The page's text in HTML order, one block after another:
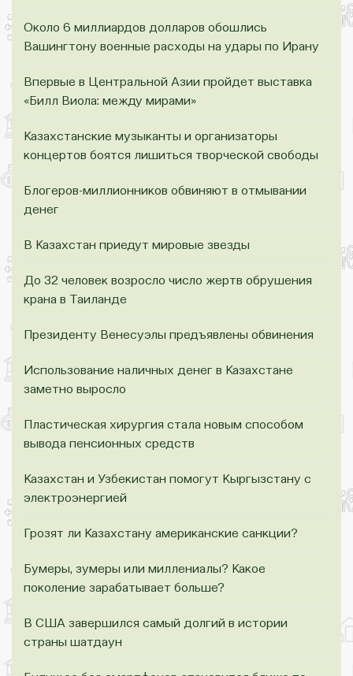
Около 6 миллиардов долларов обошлись
Вашингтону военные расходы на удары по Ирану
Впервые в Центральной Азии пройдет выставка
«Билл Виола: между мирами»
Казахстанские музыканты и организаторы
концертов боятся лишиться творческой свободы
Блогеров-миллионников обвиняют в отмывании
денег
В Казахстан приедут мировые звезды
До 32 человек возросло число жертв обрушения
крана в Таиланде
Президенту Венесуэлы предъявлены обвинения
Использование наличных денег в Казахстане
заметно выросло
Пластическая хирургия стала новым способом
вывода пенсионных средств
Казахстан и Узбекистан помогут Кыргызстану с
электроэнергией
Грозят ли Казахстану американские санкции?
Бумеры, зумеры или миллениалы? Какое
поколение зарабатывает больше?
В США завершился самый долгий в истории
страны шатдаун